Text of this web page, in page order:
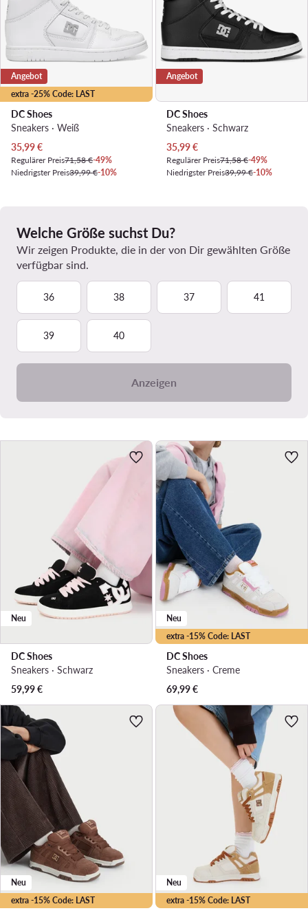
extra -25% Code: LAST
Angebot
DC Shoes
Sneakers · Weiß
Aktueller Preis
35,99€
Regulärer Preis71,58 €-49%
Niedrigster Preis39,99 €-10%
Angebot
DC Shoes
Sneakers · Schwarz
Aktueller Preis
35,99€
Regulärer Preis71,58 €-49%
Niedrigster Preis39,99 €-10%
Welche Größe suchst Du?
Wir zeigen Produkte, die in der von Dir gewählten Größe
verfügbar sind.
36 38 37 41
39 40
Anzeigen
Neu
DC Shoes
Sneakers · Schwarz
59,99€
extra -15% Code: LAST
Neu
DC Shoes
Sneakers · Creme
69,99€
extra -15% Code: LAST
Neu
extra -15% Code: LAST
Neu